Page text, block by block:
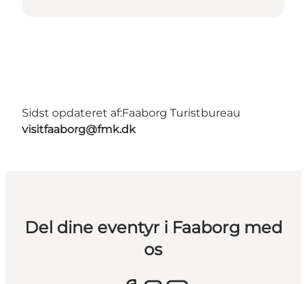
Sidst opdateret af:Faaborg Turistbureau
visitfaaborg@fmk.dk
Del dine eventyr i Faaborg med
os